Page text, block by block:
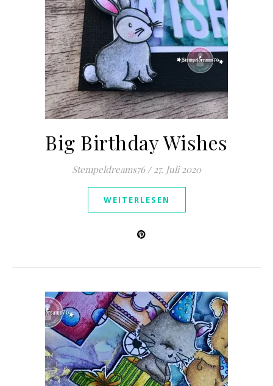
Big Birthday Wishes
Stempeldreams76 / 27. Juli 2020
WEITERLESEN